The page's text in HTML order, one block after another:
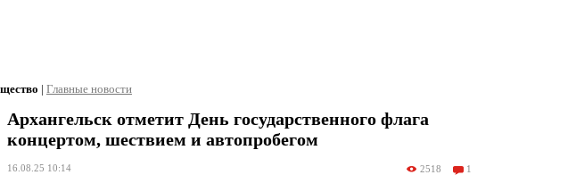
| Главные новости
Архангельск отметит День государственного флага
концертом, шествием и автопробегом
16.08.25 10:14 2518 1